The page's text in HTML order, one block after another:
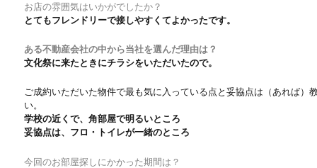
お店の雰囲気はいかがでしたか？
とてもフレンドリーで接しやすくてよかったです。
ある不動産会社の中から当社を選んだ理由は？
文化祭に来たときにチラシをいただいたので。
ご成約いただいた物件で最も気に入っている点と妥協点は（あれば）
い
学校の近くで、角部屋で明るいところ
妥協点は、フロ・トイレが一緒のところ
今回のお部屋探しにかかった期間は？